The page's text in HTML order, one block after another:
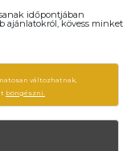
időpontjában
ajánlatokról, kövess minket
változhatnak,
böngészni.